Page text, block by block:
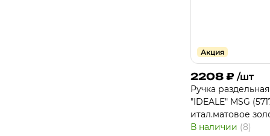
Акция
2208 ₽ /шт
Ручка раздельная
"IDEALE" MSG
итал.матовое
В наличии (8)